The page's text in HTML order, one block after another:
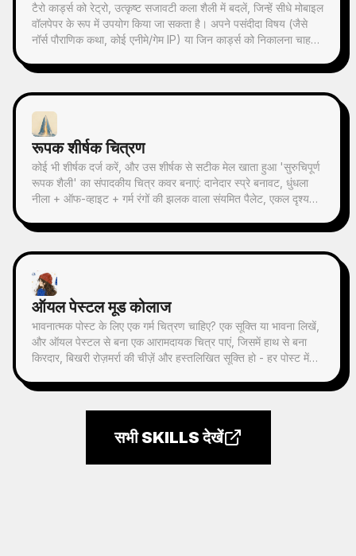
टैरो कार्ड्स को रेट्रो, उत्कृष्ट सजावटी कला शैली में बदलें, जिन्हें सीधे मोबाइल
वॉलपेपर के रूप में उपयोग किया जा सकता है। अपने पसंदीदा विषय (जैसे
नॉर्स पौराणिक कथा, कोई एनीमे/गेम IP) या जिन कार्ड्स को निकालना चाहते
करेगा। पूरे 78 कार्ड्स का सेट, एक समूह, या कुछ चुनिंदा कार्ड्स समर्थित हैं,
से कार्ड निकालने और व्याख्या प्राप्त कर सकते हैं (आपको शेड्यूल किए गए
कार्य को स्वयं कॉन्फ़िगर करना होगा)।
रूपक शीर्षक चित्रण
कोई भी शीर्षक दर्ज करें, और उस शीर्षक से सटीक मेल खाता हुआ 'सुरुचिपूर्ण
रूपक शैली' का संपादकीय चित्र कवर बनाएं: दानेदार स्प्रे बनावट, धुंधला
नीला + ऑफ-व्हाइट + गर्म रंगों की झलक वाला संयमित पैलेट, एकल दृश्य
Newsletter के कवर चित्र के लिए उपयुक्त।
ऑयल पेस्टल मूड कोलाज
भावनात्मक पोस्ट के लिए एक गर्म चित्रण चाहिए? एक सूक्ति या भावना लिखें,
और ऑयल पेस्टल से बना एक आरामदायक चित्र पाएं, जिसमें हाथ से बना
किरदार, बिखरी रोज़मर्रा की चीज़ें और हस्तलिखित सूक्ति हो - हर पोस्ट में
सभी SKILLS देखें